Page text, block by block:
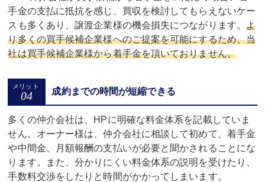
手金の支払に抵抗を感じ、買収を検討してもらえないケー
スも多くあり、譲渡企業様の機会損失につながります。 よ
り多くの買手候補企業様へのご提案を可能にするため、当
社は買手候補企業様から着手金を頂いておりません。
成約までの時間が短縮できる
多くの仲介会社は、HPに明確な料金体系を記載していま
せん。オーナー様は、仲介会社に相談して初めて、着手金
や中間金、月額報酬の支払いが必要と聞かされることにな
ります。また、分かりにくい料金体系の説明を受けたり、
手数料交渉をしたりと時間がかかってしまいます。